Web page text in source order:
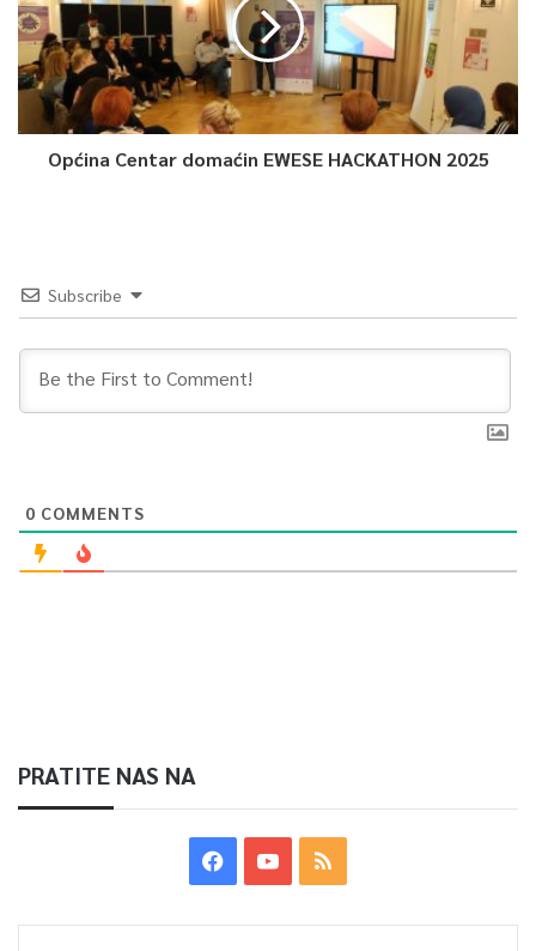
Općina Centar domaćin EWESE HACKATHON 2025
Subscribe
0 COMMENTS
PRATITE NAS NA